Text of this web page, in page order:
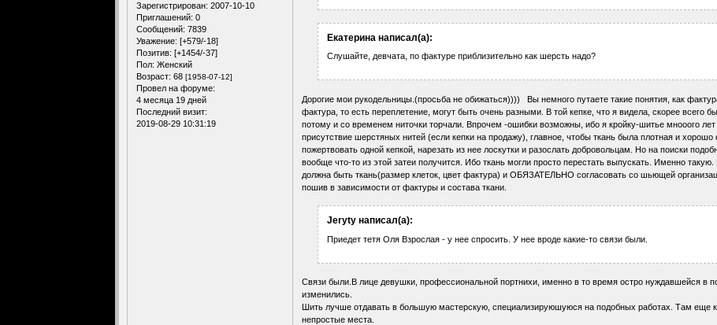
Зарегистрирован: 2007-10-10
Приглашений: 0
Сообщений: 7839
Уважение: [+579/-18]
Позитив: [+1454/-37]
Пол: Женский
Возраст: 68[1958-07-12]
Провел на форуме:
4 месяца 19 дней
Последний визит:
2019-08-29 10:31:19
Екатерина написал(а):
Слушайте, девчата, по фактуре приблизительно как шерсть надо?
Дорогие мои рукодельницы.(просьба не обижаться)))) Вы немного путаете такие понятия, как
фактура, то есть переплетение, могут быть очень разными. В той кепке, что я видела, скорее всего
потому и со временем ниточки торчали. Впрочем -ошибки возможны, ибо я кройку-шитье мнооого
присутствие шерстяных нитей (если кепки на продажу), главное, чтобы ткань была плотная и
пожертвовать одной кепкой, нарезать из нее лоскутки и разослать добровольцам. Но на поиски
вообще что-то из этой затеи получится. Ибо ткань могли просто перестать выпускать. Именно
должна быть ткань(размер клеток, цвет фактура) и ОБЯЗАТЕЛЬНО согласовать со шьющей
пошив в зависимости от фактуры и состава ткани.
Jeryty написал(а):
Приедет тетя Оля Взрослая - у нее спросить. У нее вроде какие-то связи были.
Связи были.В лице девушки, профессиональной портнихи, именно в то время остро нуждавшейся в
изменились.
Шить лучше отдавать в большую мастерскую, специализируюшуюся на подобных работах. Там еще
непростые места.